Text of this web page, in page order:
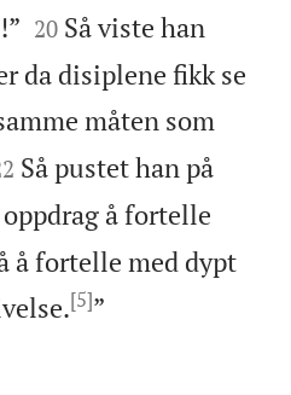

20 Så viste han
da disiplene fikk se
måten som
Så pustet han på
å fortelle
å fortelle med dypt
[5]”